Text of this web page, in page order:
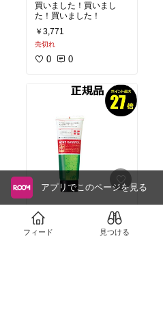
買いました！買いまし
た！買いました！
￥3,771
売切れ
0 0
これを使いだして毛穴の
汚れもめだたなくなりし
た！！。オススメです！
アプリでこのページを見る
フィード 見つける